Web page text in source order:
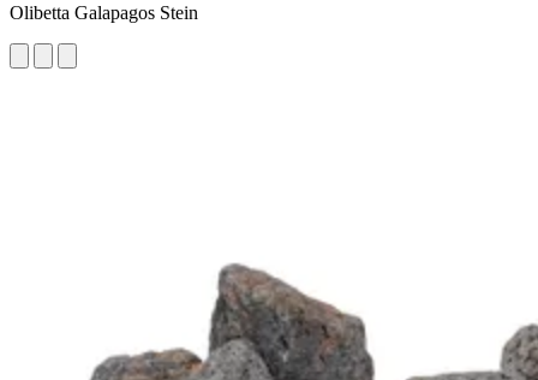
Olibetta Galapagos Stein